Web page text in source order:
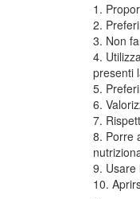
1.
2.
3. Non
4.
presenti
5.
6.
7.
8. Porre
9. Usare
10.